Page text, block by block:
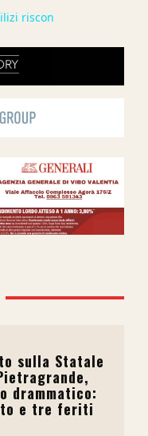
riscon
sulla Statale
drammatico:
e tre feriti